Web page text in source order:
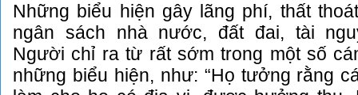
Những biểu hiện gây lãng phí, thất
ngân sách nhà nước, đất đai, tài
Người chỉ ra từ rất sớm trong một số
những biểu hiện, như: “Họ tưởng rằng